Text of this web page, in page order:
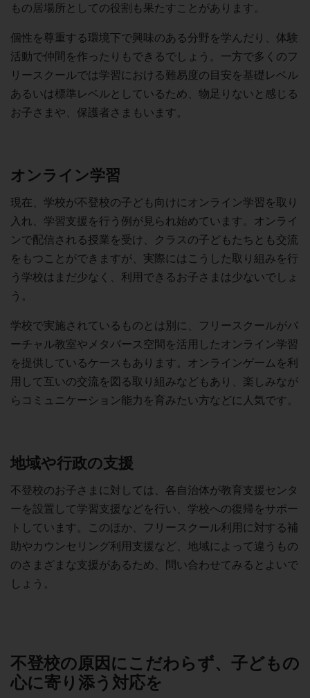
もの居場所としての役割も果たすことがあります。
個性を尊重する環境下で興味のある分野を学んだり、体験
活動で仲間を作ったりもできるでしょう。一方で多くのフ
リースクールでは学習における難易度の目安を基礎レベル
あるいは標準レベルとしているため、物足りないと感じる
お子さまや、保護者さまもいます。
オンライン学習
現在、学校が不登校の子ども向けにオンライン学習を取り
入れ、学習支援を行う例が見られ始めています。オンライ
ンで配信される授業を受け、クラスの子どもたちとも交流
をもつことができますが、実際にはこうした取り組みを行
う学校はまだ少なく、利用できるお子さまは少ないでしょ
う。
学校で実施されているものとは別に、フリースクールがバ
ーチャル教室やメタバース空間を活用したオンライン学習
を提供しているケースもあります。オンラインゲームを利
用して互いの交流を図る取り組みなどもあり、楽しみなが
らコミュニケーション能力を育みたい方などに人気です。
地域や行政の支援
不登校のお子さまに対しては、各自治体が教育支援センタ
ーを設置して学習支援などを行い、学校への復帰をサポー
トしています。このほか、フリースクール利用に対する補
助やカウンセリング利用支援など、地域によって違うもの
のさまざまな支援があるため、問い合わせてみるとよいで
しょう。
不登校の原因にこだわらず、子どもの
心に寄り添う対応を